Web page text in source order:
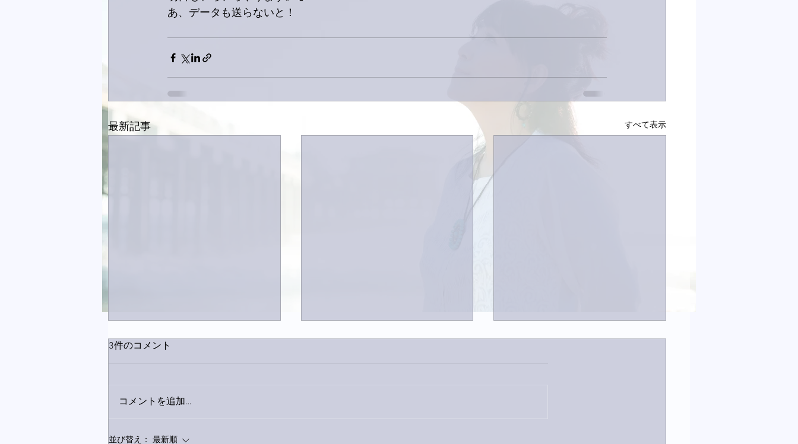
あ、データも送らないと！
最新記事 すべて表示
9月23日「amiism」リリー
3件のコメント
コメントを追加…
並び替え： 最新順